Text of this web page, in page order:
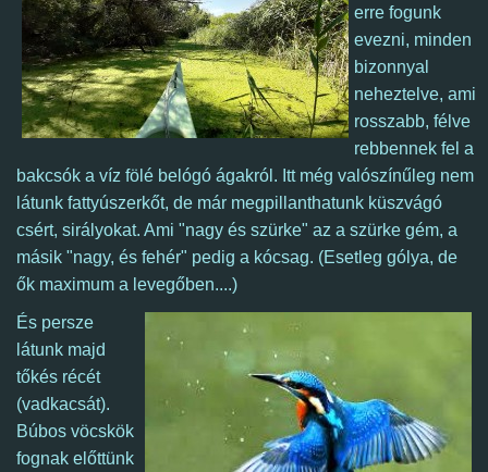
erre fogunk
evezni, minden
bizonnyal
neheztelve, ami
rosszabb, félve
rebbennek fel a
bakcsók a víz fölé belógó ágakról. Itt még valószínűleg nem
látunk fattyúszerkőt, de már megpillanthatunk küszvágó
csért, sirályokat. Ami "nagy és szürke" az a szürke gém, a
másik "nagy, és fehér" pedig a kócsag. (Esetleg gólya, de
ők maximum a levegőben....)
És persze
látunk majd
tőkés récét
(vadkacsát).
Búbos vöcskök
fognak előttünk